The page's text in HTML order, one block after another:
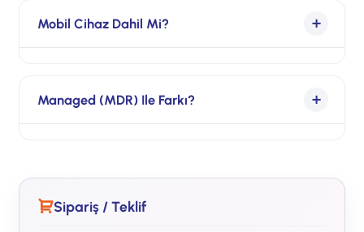
ZeroDwell + EPP koruması macOS/Linux için
de geçerli.
Mobil Cihaz Dahil Mi?
ayrı seat olarak lisanslanır. Distribütöre kesin
SKU bazında teyit aldırılması önerilir.
Managed (MDR) Ile Farkı?
Managed = aynı teknoloji + 7/24 Xcitium
SOC ekibi tarafından izleme, triaj ve yanıt.
Sipariş / Teklif